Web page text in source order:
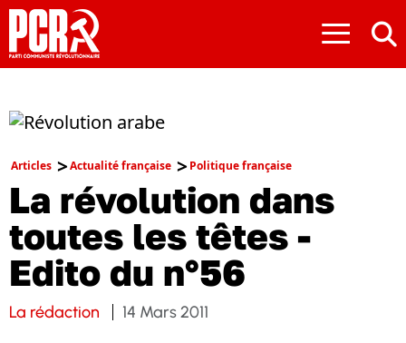
≡
Articles Actualité française Politique française
La révolution dans
toutes les têtes -
Edito du n°56
La rédaction 14 Mars 2011